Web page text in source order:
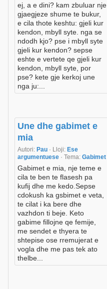
ej, a e dini? kam zbuluar nje
gjaegjeze shume te bukur,
e cila thote keshtu: gjeli kur
kendon, mbyll syte. nga se
ndodh kjo? pse i mbyll syte
gjeli kur kendon? sepse
eshte e vertete qe gjeli kur
kendon, mbyll syte, por
pse? kete gje kerkoj une
nga ju:...
Une dhe gabimet e
mia
Autori: Pau · Lloji: Ese
argumentuese · Tema: Gabimet
Gabimet e mia, nje teme e
cila te ben te flasesh pa
kufij dhe me kedo.Sepse
cdokush ka gsbimet e veta,
te cilat i ka bere dhe
vazhdon ti beje. Keto
gabime fillojne qe femije,
me sendet e thyera te
shtepise ose rremujerat e
vogla dhe me pas tek ato
thelbe...